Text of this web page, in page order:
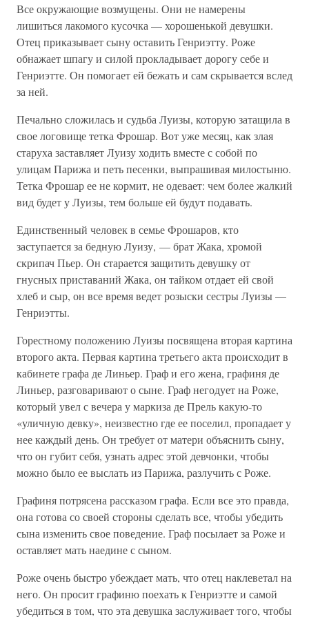
Все окружающие возмущены. Они не намерены
лишиться лакомого кусочка — хорошенькой девушки.
Отец приказывает сыну оставить Генриэтту. Роже
обнажает шпагу и силой прокладывает дорогу себе и
Генриэтте. Он помогает ей бежать и сам скрывается вслед
за ней.
Печально сложилась и судьба Луизы, которую затащила в
свое логовище тетка Фрошар. Вот уже месяц, как злая
старуха заставляет Луизу ходить вместе с собой по
улицам Парижа и петь песенки, выпрашивая милостыню.
Тетка Фрошар ее не кормит, не одевает: чем более жалкий
вид будет у Луизы, тем больше ей будут подавать.
Единственный человек в семье Фрошаров, кто
заступается за бедную Луизу, — брат Жака, хромой
скрипач Пьер. Он старается защитить девушку от
гнусных приставаний Жака, он тайком отдает ей свой
хлеб и сыр, он все время ведет розыски сестры Луизы —
Генриэтты.
Горестному положению Луизы посвящена вторая картина
второго акта. Первая картина третьего акта происходит в
кабинете графа де Линьер. Граф и его жена, графиня де
Линьер, разговаривают о сыне. Граф негодует на Роже,
который увел с вечера у маркиза де Прель какую-то
«уличную девку», неизвестно где ее поселил, пропадает у
нее каждый день. Он требует от матери объяснить сыну,
что он губит себя, узнать адрес этой девчонки, чтобы
можно было ее выслать из Парижа, разлучить с Роже.
Графиня потрясена рассказом графа. Если все это правда,
она готова со своей стороны сделать все, чтобы убедить
сына изменить свое поведение. Граф посылает за Роже и
оставляет мать наедине с сыном.
Роже очень быстро убеждает мать, что отец наклеветал на
него. Он просит графиню поехать к Генриэтте и самой
убедиться в том, что эта девушка заслуживает того, чтобы